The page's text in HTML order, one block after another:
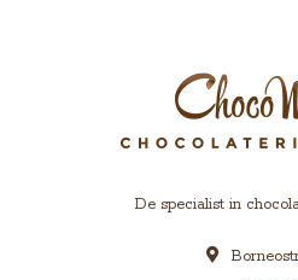
De specialist in